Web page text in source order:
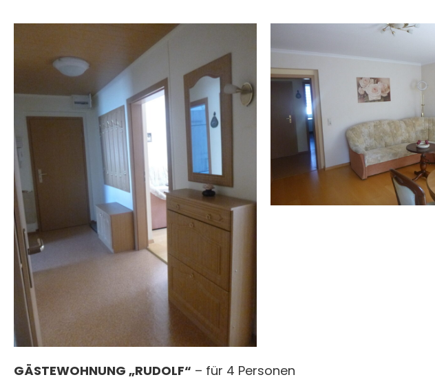
GÄSTEWOHNUNG „RUDOLF“ – für 4 Personen